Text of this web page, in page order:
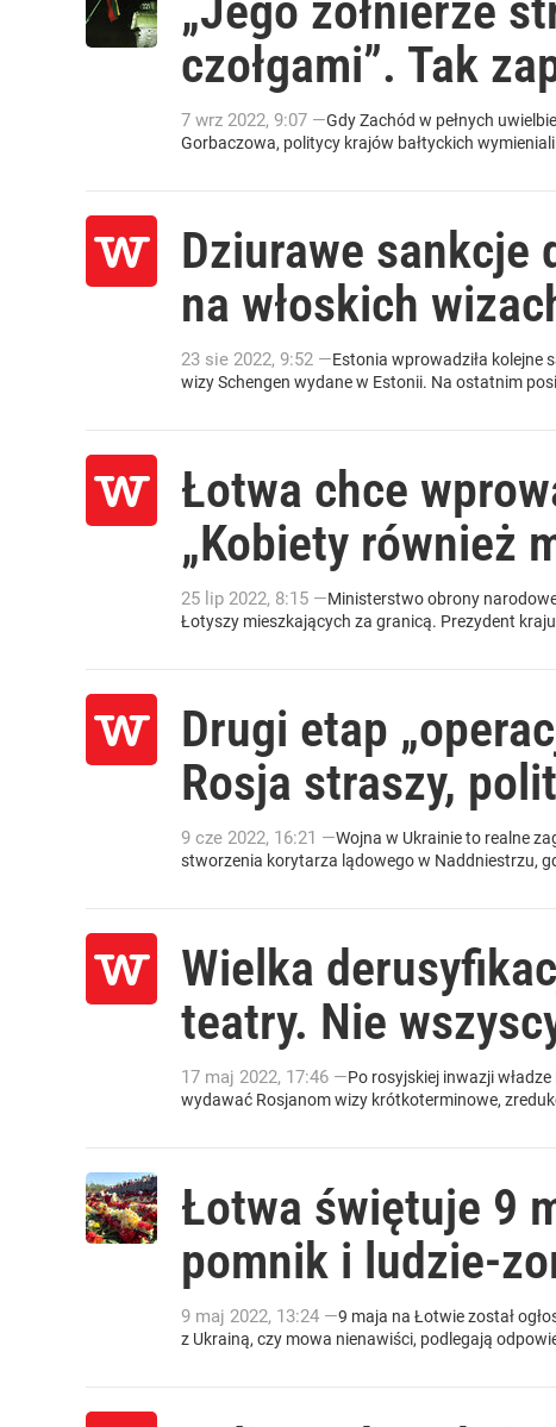
czołgami”. Tak
7 wrz 2022, 9:07 —Gdy Zachód w pełnych
Gorbaczowa, politycy krajów bałtyckich
Dziurawe sankcje
na włoskich
23 sie 2022, 9:52 —Estonia wprowadziła kolejne
wizy Schengen wydane w Estonii. Na ostatnim
Łotwa chce
„Kobiety również
25 lip 2022, 8:15 —Ministerstwo obrony
Łotyszy mieszkających za granicą. Prezydent
Drugi etap
Rosja straszy,
9 cze 2022, 16:21 —Wojna w Ukrainie to realne
stworzenia korytarza lądowego w Naddniestrzu,
Wielka
teatry. Nie
17 maj 2022, 17:46 —Po rosyjskiej inwazji
wydawać Rosjanom wizy krótkoterminowe,
Łotwa świętuje 9
pomnik i ludzie-
9 maj 2022, 13:24 —9 maja na Łotwie został
z Ukrainą, czy mowa nienawiści, podlegają